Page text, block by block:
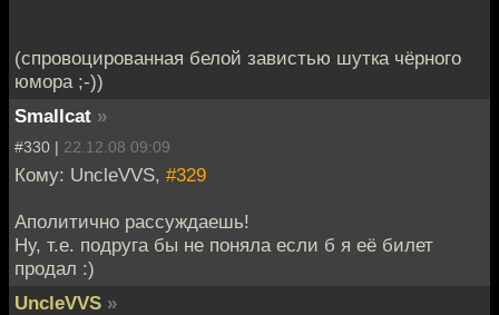
(спровоцированная белой завистью шутка чёрного
юмора ;-))
Smallcat »
#330 | 22.12.08 09:09
Кому: UncleVVS, #329
Аполитично рассуждаешь!
Ну, т.е. подруга бы не поняла если б я её билет
продал :)
UncleVVS »